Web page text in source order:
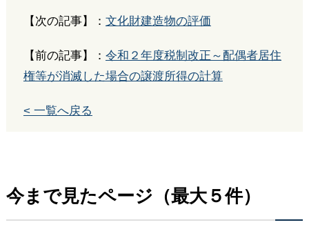
【次の記事】： 文化財建造物の評価
【前の記事】： 令和２年度税制改正～配偶者居住
権等が消滅した場合の譲渡所得の計算
< 一覧へ戻る
今まで見たページ（最大５件）